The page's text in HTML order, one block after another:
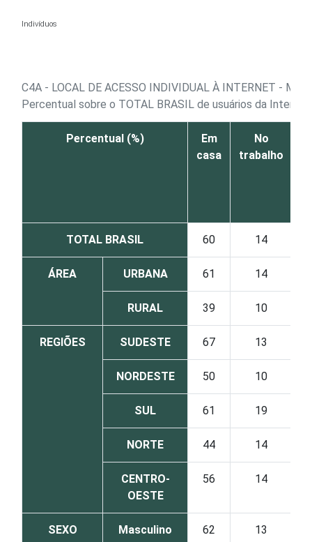
Indivíduos
C4A - LOCAL DE ACESSO INDIVIDUAL À INTERNET -
Percentual sobre o TOTAL BRASIL de usuários da Internet
Percentual (%)
Em
casa
No
trabalho
TOTAL BRASIL 60 14
ÁREA URBANA 61 14
RURAL 39 10
REGIÕES SUDESTE 67 13
NORDESTE 50 10
SUL 61 19
NORTE 44 14
CENTRO-
OESTE
56 14
SEXO Masculino 62 13